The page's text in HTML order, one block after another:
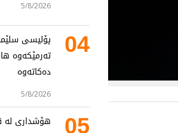
5/8/2026
04
پۆلیسی
تەرمێکەوە
دەکاتەوە
5/8/2026
05
هۆشداری لە